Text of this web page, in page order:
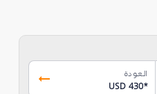
العودة
USD 430*